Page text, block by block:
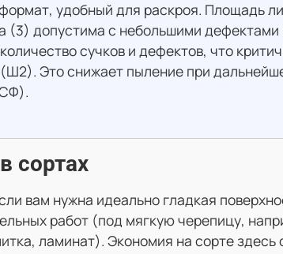
удобный для раскроя. Площадь
(3) допустима с небольшими
сучков и дефектов, что
Это снижает пыление при
сортах
вам нужна идеально гладкая
работ (под мягкую черепицу,
ламинат). Экономия на сорте здесь